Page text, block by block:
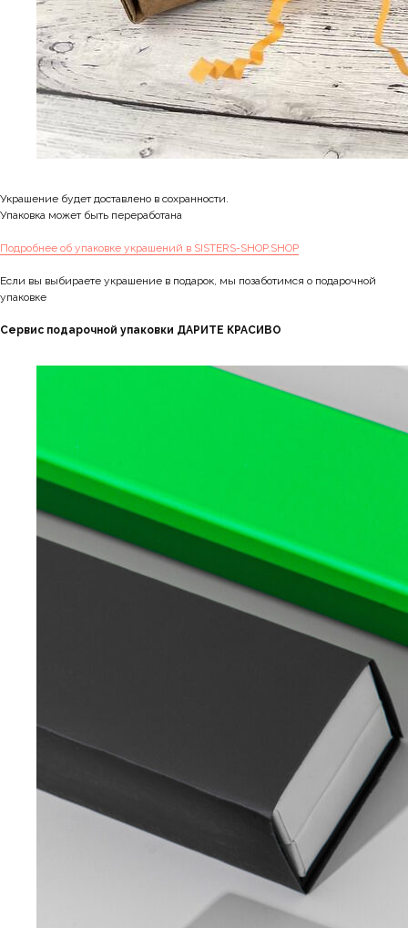
Украшение будет доставлено в сохранности.
Упаковка может быть переработана
Подробнее об упаковке украшений в SISTERS-SHOP.SHOP
Если вы выбираете украшение в подарок, мы позаботимся о подарочной
упаковке
Сервис подарочной упаковки ДАРИТЕ КРАСИВО